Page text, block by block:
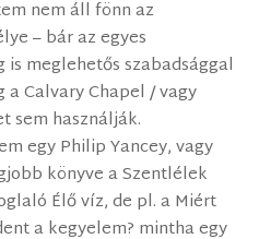
nem áll fönn az
– bár az egyes
meglehetős szabadsággal
Calvary Chapel / vagy
sem használják.
egy Philip Yancey, vagy
könyve a Szentlélek
Élő víz, de pl. a Miért
a kegyelem? mintha egy